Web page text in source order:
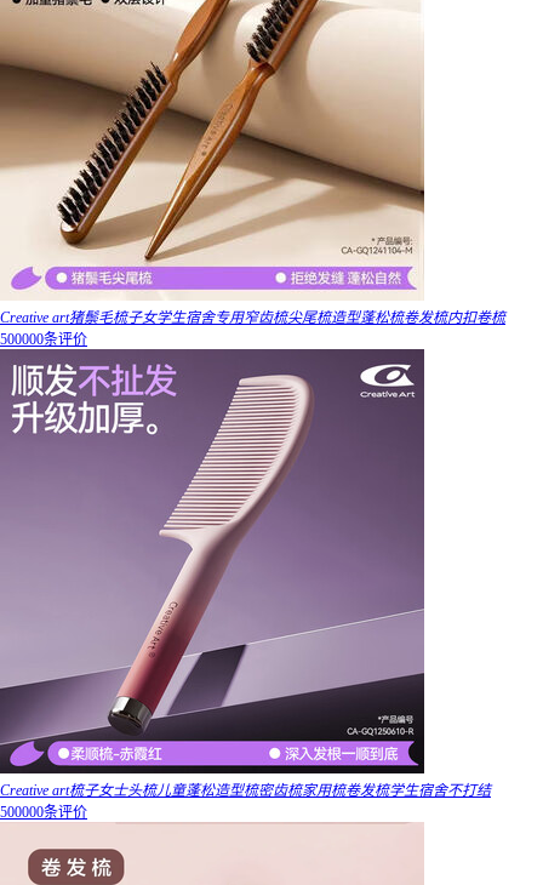
Creative art猪鬃毛梳子女学生宿舍专用窄齿梳尖尾梳造型蓬松梳卷发梳内扣卷梳
500000条评价
Creative art梳子女士头梳儿童蓬松造型梳密齿梳家用梳卷发梳学生宿舍不打结
500000条评价